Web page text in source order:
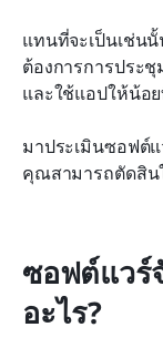
แทนที่จะเป็นเช่น
ต้องการการประ
และใช้แอปให้น้อ
มาประเมินซอฟต์
คุณสามารถตัดสิน
ซอฟต์แวร์
อะไร?